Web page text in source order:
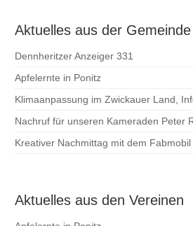
Aktuelles aus der Gemeinde
Dennheritzer Anzeiger 331
Apfelernte in Ponitz
Klimaanpassung im Zwickauer Land,
Nachruf für unseren Kameraden Peter
Kreativer Nachmittag mit dem
Aktuelles aus den Vereinen